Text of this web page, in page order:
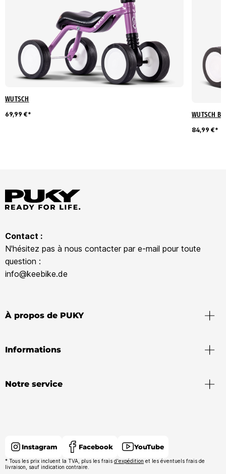
WUTSCH
69,99 €* WUTSCH
84,99 €*
Contact :
N'hésitez pas à nous contacter par e-mail pour toute
question :
info@keebike.de
À propos de PUKY
Informations
Notre service
Instagram Facebook YouTube
* Tous les prix incluent la TVA, plus les frais d'expédition et les éventuels frais de
livraison, sauf indication contraire.